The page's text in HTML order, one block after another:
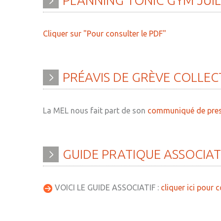
» Histoire
» Journal municipal
» Réglementation
» Les Vitraux de l'Eglise
» C.C.A.S
Lille
» Agenda
» Aide à la famille
administratives
» Gîtes - Chambres
» Santé
» Médiathèque
Cliquer sur "Pour consulter le PDF"
PRÉAVIS DE GRÈVE
La MEL nous fait part de son communiqué de
GUIDE PRATIQUE
VOICI LE GUIDE ASSOCIATIF : cliquer ici pour